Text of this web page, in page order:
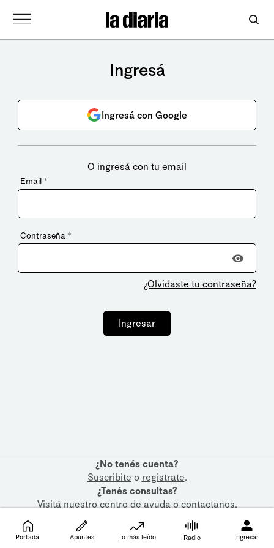
Ingresá
Ingresá con Google
O ingresá con tu email
Email *
Contraseña *
¿Olvidaste tu contraseña?
Ingresar
¿No tenés cuenta?
Suscribite o registrate.
¿Tenés consultas?
Visitá nuestrocentro de ayudaocontactanos.
Portada Apuntes Lo más leído Radio Ingresar